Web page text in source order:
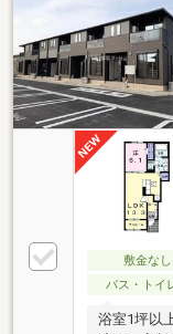
敷金なし
バス・トイ
浴室1坪以